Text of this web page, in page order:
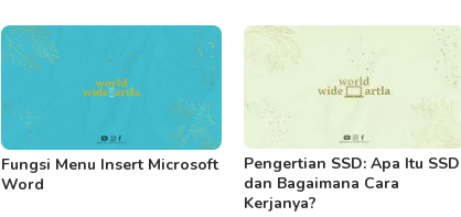
Fungsi Menu Insert Microsoft
Word
Pengertian SSD: Apa Itu SSD
dan Bagaimana Cara
Kerjanya?